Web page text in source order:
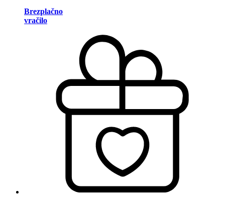
Brezplačno
vračilo